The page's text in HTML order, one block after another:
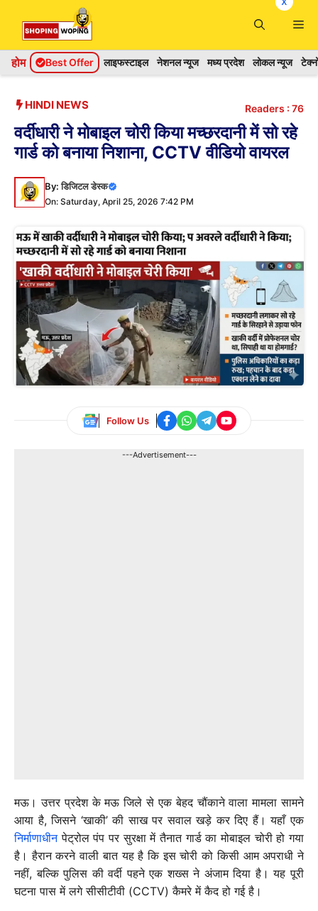
content
होम Best Offer लाइफस्टाइल नेशनल न्यूज मध्य प्रदेश लोकल न्यूज
HINDI NEWS Readers : 76
वर्दीधारी ने मोबाइल चोरी किया मच्छरदानी में सो रहे
गार्ड को बनाया निशाना, CCTV वीडियो वायरल
By:डिजिटल डेस्क
On: Saturday, April 25, 2026 7:42 PM
Follow Us
---Advertisement---
मऊ। उत्तर प्रदेश के मऊ जिले से एक बेहद चौंकाने वाला मामला सामने
आया है, जिसने ‘खाकी’ की साख पर सवाल खड़े कर दिए हैं। यहाँ एक
निर्माणाधीनपेट्रोल पंप पर सुरक्षा में तैनात गार्ड का मोबाइल चोरी हो गया
है। हैरान करने वाली बात यह है कि इस चोरी को किसी आम अपराधी ने
नहीं, बल्कि पुलिस की वर्दी पहने एक शख्स ने अंजाम दिया है। यह पूरी
घटना पास में लगे सीसीटीवी (CCTV) कैमरे में कैद हो गई है।